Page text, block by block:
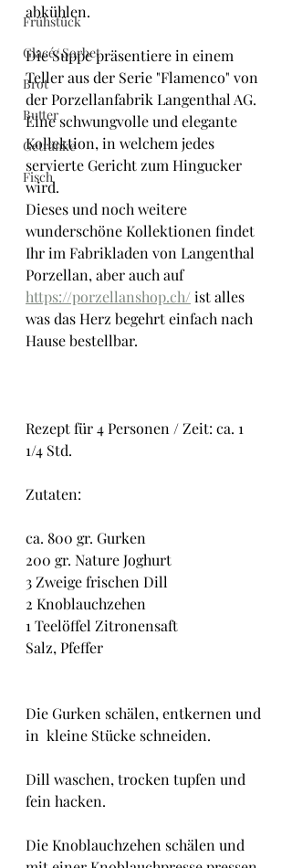
Frühstück
Glacé/ Sorbet
Brot
Butter
Getränke
Fisch
abkühlen.
Die Suppe präsentiere in einem
Teller aus der Serie "Flamenco" von
der Porzellanfabrik Langenthal AG.
Eine schwungvolle und elegante
Kollektion, in welchem jedes
servierte Gericht zum Hingucker
wird.
Dieses und noch weitere
wunderschöne Kollektionen findet
Ihr im Fabrikladen von Langenthal
Porzellan, aber auch auf
https://porzellanshop.ch/ ist alles
was das Herz begehrt einfach nach
Hause bestellbar.
Rezept für 4 Personen / Zeit: ca. 1
1/4 Std.
Zutaten:
ca. 800 gr. Gurken
200 gr. Nature Joghurt
3 Zweige frischen Dill
2 Knoblauchzehen
1 Teelöffel Zitronensaft
Salz, Pfeffer
Die Gurken schälen, entkernen und
in  kleine Stücke schneiden.
Dill waschen, trocken tupfen und
fein hacken.
Die Knoblauchzehen schälen und